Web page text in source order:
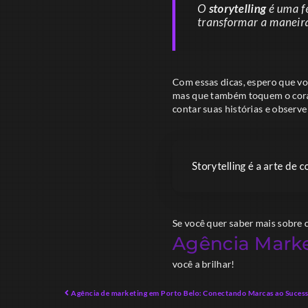
O storytellingé uma
transformar a
Com essas dicas, espero que
mas que também toquem o
contar suas histórias e
Storytelling é a arte de
Se você quer saber mais
Agência
você a brilhar!
Agência de marketing em Porto Belo: Conectando Marcas ao